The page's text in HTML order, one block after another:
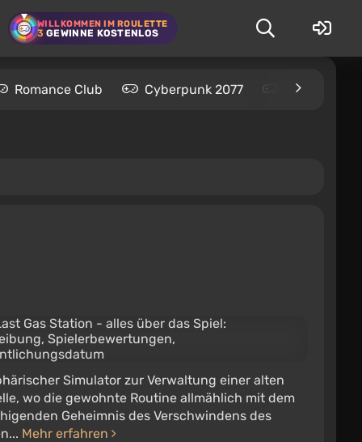
WILLKOMMEN IM ROULETTE
3 GEWINNE KOSTENLOS
Romance Club Cyberpunk 2077 Kingdom
Simulator zur Verwaltung einer alten
wo die gewohnte Routine allmählich mit dem
Geheimnis des Verschwindens des
Mehr erfahren